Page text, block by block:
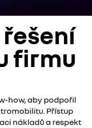
firmu
how, aby podpořil
Přístup
nákladů a respekt